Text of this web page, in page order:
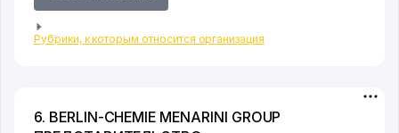
Рубрики, к которым относится организация
6. BERLIN-CHEMIE MENARINI GROUP